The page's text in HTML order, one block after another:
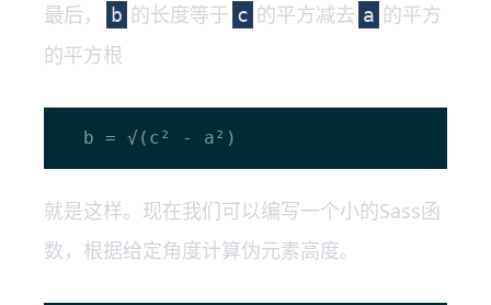
最后， b 的长度等于 c 的平方减去 a 的平方
的平方根
就是这样。现在我们可以编写一个小的Sass函
数，根据给定角度计算伪元素高度。